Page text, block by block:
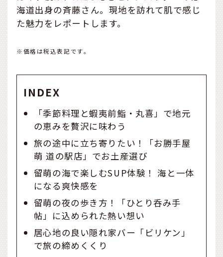
海道出身の斉藤さん。現地を訪れて肌で感じ
た魅力をレポートします。
※価格は税込表記です。
INDEX
「季節料理と蝦夷前鮨・丸喜」で地元
の恵みを贅沢に味わう
旅の途中に立ち寄りたい！「お勝手屋
萌 道の駅店」でお土産選び
留萌の海で楽しむSUP体験！ 海と一体
になる爽快感を
留萌の夜の歩き方！「ひとり呑み手
帖」に込められた熱い想い
居心地の良い隠れ家バー「ビリケン」
で旅の締めくくり